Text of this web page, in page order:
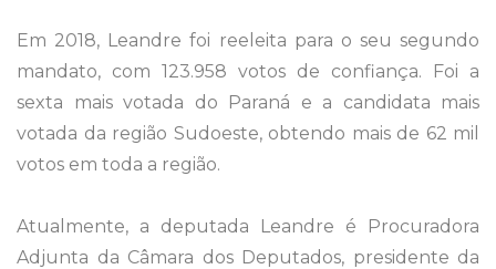
Em 2018, Leandre foi reeleita para o seu segundo
mandato, com 123.958 votos de confiança. Foi a
sexta mais votada do Paraná e a candidata mais
votada da região Sudoeste, obtendo mais de 62 mil
votos em toda a região.
Atualmente, a deputada Leandre é Procuradora
Adjunta da Câmara dos Deputados, presidente da